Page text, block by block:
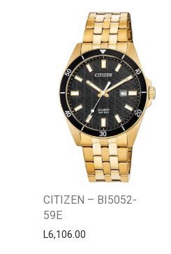
CITIZEN – BI5052-
59E
L6,106.00